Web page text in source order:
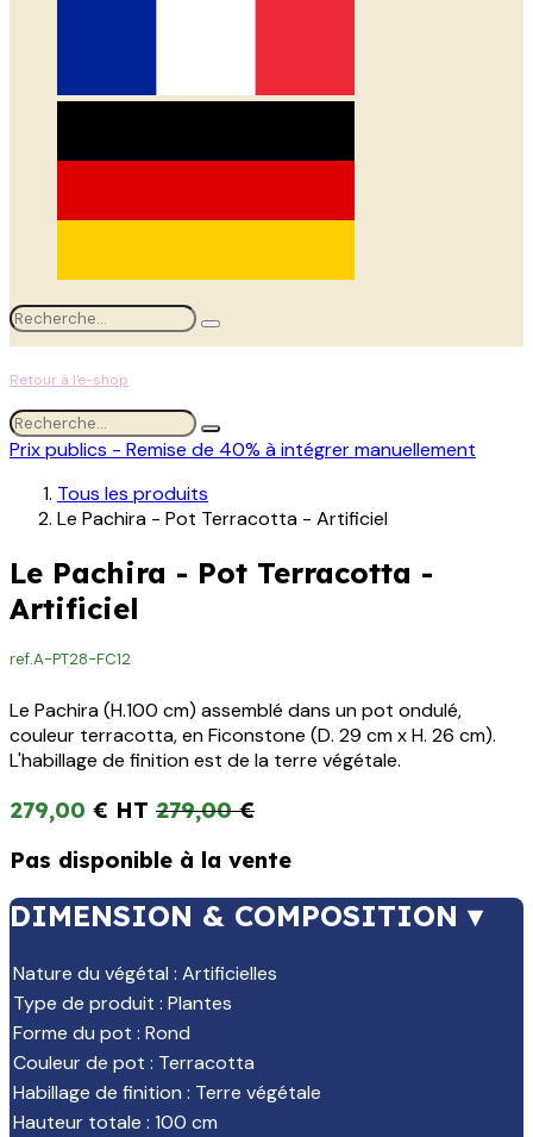
Retour à l'e-shop
Prix publics - Remise de 40% à intégrer manuellement
Tous les produits
Le Pachira - Pot Terracotta - Artificiel
Le Pachira - Pot Terracotta -
Artificiel
ref.A-PT28-FC12
Le Pachira (H.100 cm) assemblé dans un pot ondulé,
couleur terracotta, en Ficonstone (D. 29 cm x H. 26 cm).
L'habillage de finition est de la terre végétale.
279,00 € 279,00€
Pas disponible à la vente
DIMENSION & COMPOSITION ▾
Nature du végétal : Artificielles
Type de produit : Plantes
Forme du pot : Rond
Couleur de pot : Terracotta
Habillage de finition : Terre végétale
Hauteur totale : 100 cm